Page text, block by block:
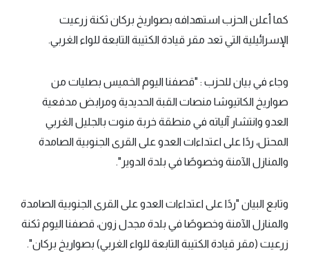
كما أعلن الحزب استهدافه بصواريخ بركان ثكنة زرعيت
الإسرائيلية التي تعد مقر قيادة الكتيبة التابعة ‏للواء الغربي.
وجاء في بيان للحزب : "قصفنا اليوم الخميس بصليات من
صواريخ الكاتيوشا منصات القبة الحديدية ومرابض مدفعية
العدو وانتشار آلياته في منطقة خربة منوت بالجليل الغربي
المحتل، ردًا على اعتداءات العدو على القرى الجنوبية الصامدة
والمنازل الآمنة وخصوصًا في بلدة الدوير".
وتابع البيان "ردًا على اعتداءات العدو على القرى الجنوبية الصامدة
والمنازل الآمنة وخصوصًا في بلدة مجدل زون، قصفنا اليوم ثكنة
زرعيت (مقر قيادة الكتيبة التابعة للواء الغربي) بصواريخ بركان".